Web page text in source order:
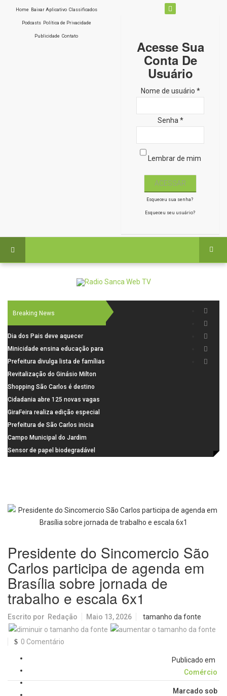
Home Baixar Aplicativo Classificados
Podcasts Política de Privacidade
Publicidade Contato
Acesse Sua
Conta De
Usuário
Nome de usuário *
Senha *
Lembrar de mim
Esqueceu sua senha?
Esqueceu seu usuário?
Breaking News
Dia dos Pais deve aquecer
comércio de São Carlos com
renda em alta e maior circulação
de consumidores
Minicidade ensina educação para
o trânsito a 264 crianças da rede
municipal
Prefeitura divulga lista de famílias
pré-selecionadas pela Caixa para
o Residencial Santa Felícia
Revitalização do Ginásio Milton
Olaio filho avança com obras de
recuperação
Shopping São Carlos é destino
para celebrar o Dia dos Pais com
presentes, gastronomia e lazer
Cidadania abre 125 novas vagas
para oficinas de convivência
GiraFeira realiza edição especial
de Dia dos Pais neste domingo (9)
na Praça dos Advogados
Prefeitura de São Carlos inicia
instalação de ovitrampas para
monitoramento de arboviroses
Campo Municipal do Jardim
Cruzado recebe nova iluminação e
Sensor de papel biodegradável
Presidente do Sincomercio São
Carlos participa de agenda em
Brasília sobre jornada de
trabalho e escala 6x1
Escrito por Redação Maio 13, 2026 tamanho da fonte
0 Comentário
Publicado em
Comércio
Marcado sob